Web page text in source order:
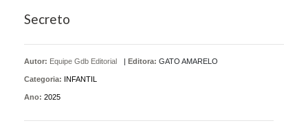
Secreto
Autor: Equipe Gdb Editorial | Editora: GATO AMARELO
Categoria: INFANTIL
Ano: 2025